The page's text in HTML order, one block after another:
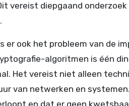
vereist diepgaand
er ook het probleem van de
algoritmen is één
Het vereist niet alleen
van netwerken en